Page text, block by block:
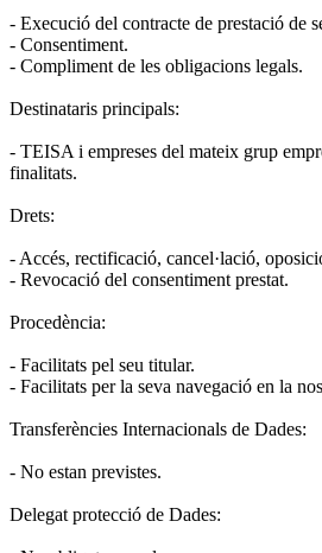
- Execució del contracte de prestació de
- Consentiment.
- Compliment de les obligacions legals.
Destinataris principals:
- TEISA i empreses del mateix grup
finalitats.
Drets:
- Accés, rectificació, cancel·lació,
- Revocació del consentiment prestat.
Procedència:
- Facilitats pel seu titular.
- Facilitats per la seva navegació en la
Transferències Internacionals de Dades:
- No estan previstes.
Delegat protecció de Dades: